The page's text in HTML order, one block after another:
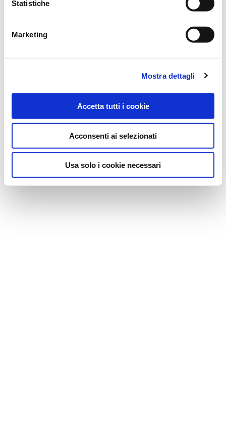
modalità per effettuare la selezione di dettaglio dei cookie
Statistiche
Marketing
Mostra dettagli
Accetta tutti i cookie
Acconsenti ai selezionati
Usa solo i cookie necessari
Prezzo: 3,90€